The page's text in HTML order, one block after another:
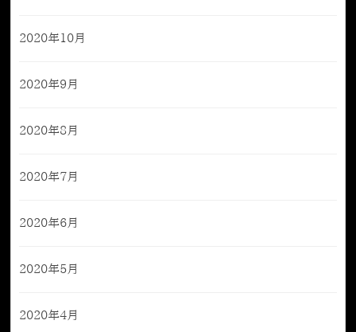
2020年10月
2020年9月
2020年8月
2020年7月
2020年6月
2020年5月
2020年4月